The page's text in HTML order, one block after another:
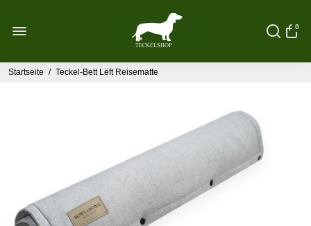
0
Startseite / Teckel-Bett Lëft Reisematte